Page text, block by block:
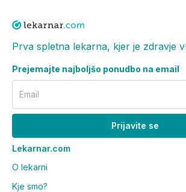
Prva spletna lekarna, kjer je zdravje
Prejemajte najboljšo ponudbo na email
Email
Prijavite se
Lekarnar.com
O lekarni
Kje smo?